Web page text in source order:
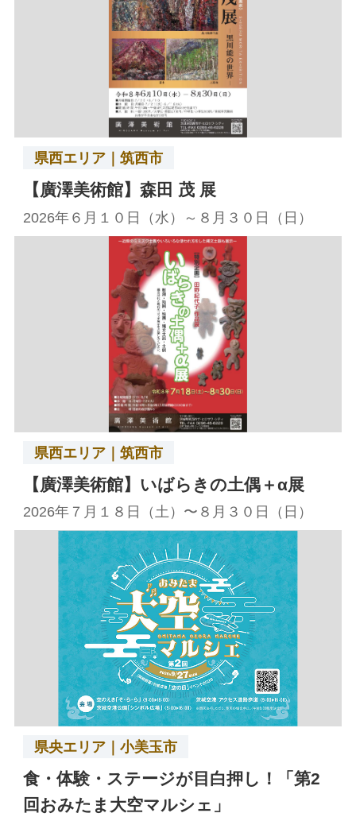
県西エリア｜筑西市
【廣澤美術館】森田 茂 展
2026年６月１０日（水）～８月３０日（日）
県西エリア｜筑西市
【廣澤美術館】いばらきの土偶＋α展
2026年７月１８日（土）〜８月３０日（日）
県央エリア｜小美玉市
食・体験・ステージが目白押し！「第2
回おみたま大空マルシェ」